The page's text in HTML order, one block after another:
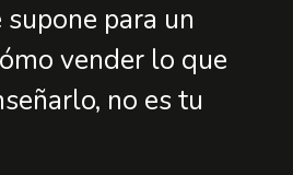
para un
vender lo que
no es tu